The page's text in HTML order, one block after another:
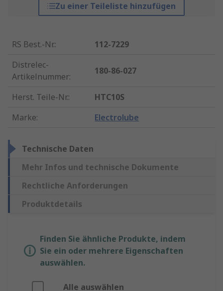
Zu einer Teileliste hinzufügen
RS Best.-Nr.:
112-7229
Distrelec-
Artikelnummer:
180-86-027
Herst. Teile-Nr.:
HTC10S
Marke: Electrolube
Technische Daten
Mehr Infos und technische Dokumente
Rechtliche Anforderungen
Produktdetails
Finden Sie ähnliche Produkte, indem
Sie ein oder mehrere Eigenschaften
auswählen.
Alle auswählen